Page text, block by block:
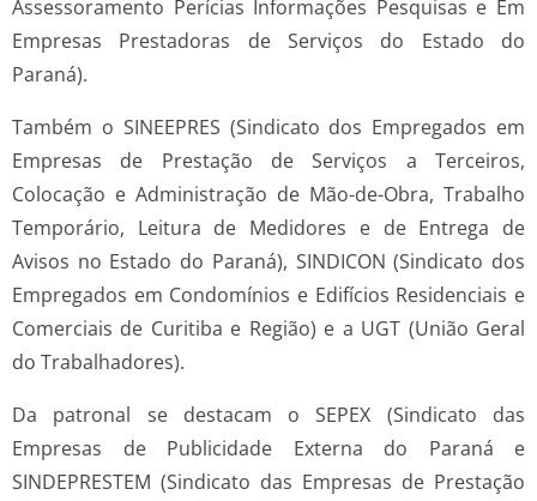
Assessoramento Perícias Informações Pesquisas e Em
Empresas Prestadoras de Serviços do Estado do
Paraná).
Também o SINEEPRES (Sindicato dos Empregados em
Empresas de Prestação de Serviços a Terceiros,
Colocação e Administração de Mão-de-Obra, Trabalho
Temporário, Leitura de Medidores e de Entrega de
Avisos no Estado do Paraná), SINDICON (Sindicato dos
Empregados em Condomínios e Edifícios Residenciais e
Comerciais de Curitiba e Região) e a UGT (União Geral
do Trabalhadores).
Da patronal se destacam o SEPEX (Sindicato das
Empresas de Publicidade Externa do Paraná e
SINDEPRESTEM (Sindicato das Empresas de Prestação